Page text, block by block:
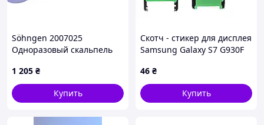
Söhngen 2007025
Одноразовый скальпель
1 205 ₴
Купить
Скотч - стикер для дисплея
Samsung Galaxy S7 G930F
46 ₴
Купить